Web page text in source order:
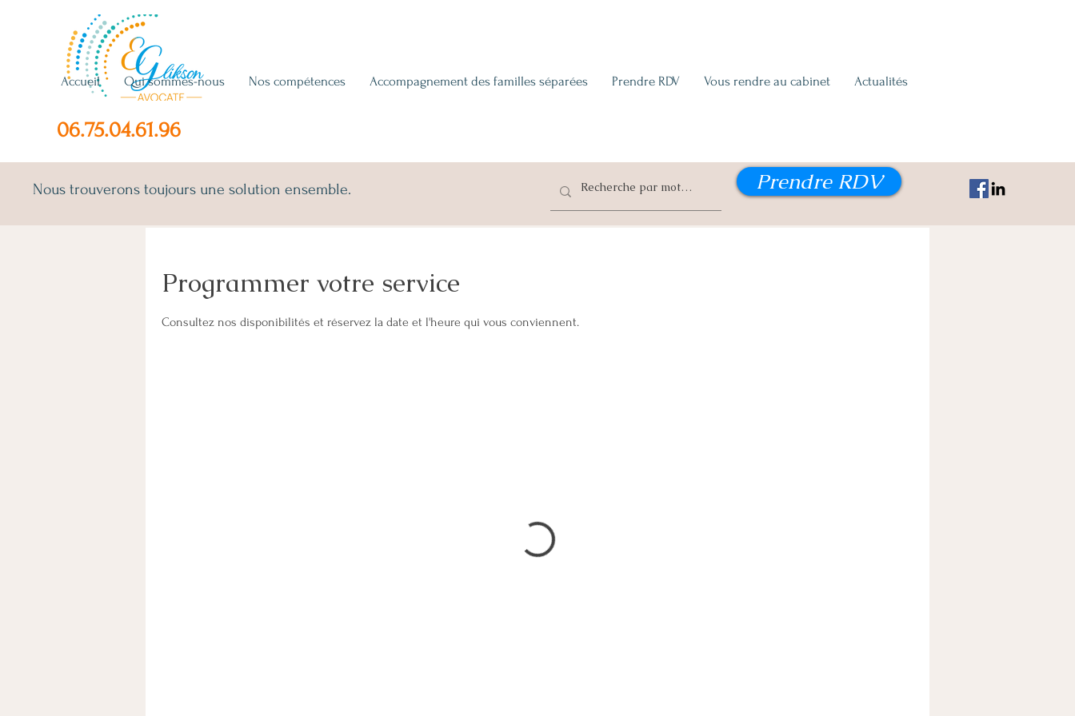
06.75.04.61.96
Accueil Qui sommes-nous Nos compétences Accompagnement des familles séparées Prendre RDV Vous rendre au cabinet Actualités
Nous trouverons toujours une solution ensemble. Prendre RDV
Programmer votre service
Consultez nos disponibilités et réservez la date et l'heure qui vous conviennent.